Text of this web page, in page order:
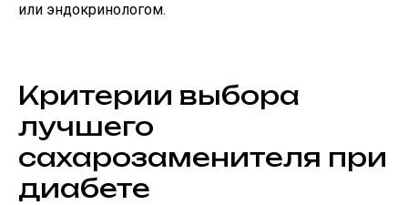
или эндокринологом.
Критерии выбора
лучшего
сахарозаменителя при
диабете